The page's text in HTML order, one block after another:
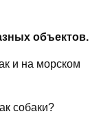
объектов.
и на морском
собаки?